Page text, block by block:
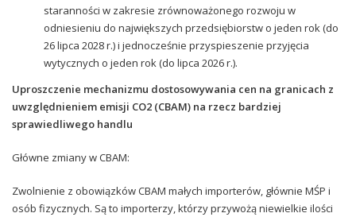
staranności w zakresie zrównoważonego rozwoju w
odniesieniu do największych przedsiębiorstw o jeden rok (do
26 lipca 2028 r.) i jednocześnie przyspieszenie przyjęcia
wytycznych o jeden rok (do lipca 2026 r.).
Uproszczenie mechanizmu dostosowywania cen na granicach z
uwzględnieniem emisji CO2 (CBAM) na rzecz bardziej
sprawiedliwego handlu
Główne zmiany w CBAM:
Zwolnienie z obowiązków CBAM małych importerów, głównie MŚP i
osób fizycznych. Są to importerzy, którzy przywożą niewielkie ilości